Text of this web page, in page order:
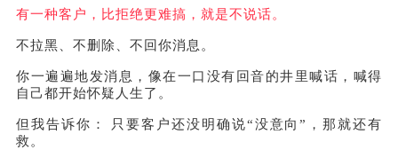
有一种客户，比拒绝更难搞，就是不说话。
不拉黑、不删除、不回你消息。
你一遍遍地发消息，像在一口没有回音的井里喊话，喊得
自己都开始怀疑人生了。
但我告诉你： 只要客户还没明确说“没意向”，那就还有
救。